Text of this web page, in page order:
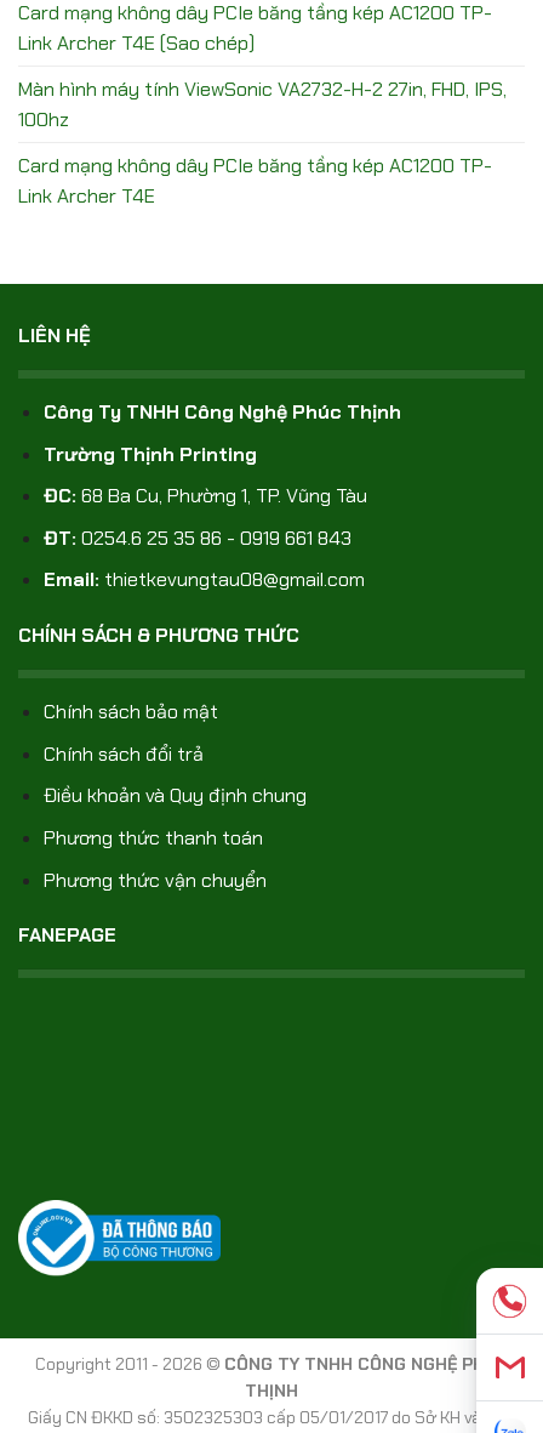
Card mạng không dây PCIe băng tầng kép AC1200 TP-
Link Archer T4E (Sao chép)
Màn hình máy tính ViewSonic VA2732-H-2 27in, FHD, IPS,
100hz
Card mạng không dây PCIe băng tầng kép AC1200 TP-
Link Archer T4E
LIÊN HỆ
Công Ty TNHH Công Nghệ Phúc Thịnh
Trường Thịnh Printing
ĐC: 68 Ba Cu, Phường 1, TP. Vũng Tàu
ĐT: 0254.6 25 35 86 - 0919 661 843
Email: thietkevungtau08@gmail.com
CHÍNH SÁCH & PHƯƠNG THỨC
Chính sách bảo mật
Chính sách đổi trả
Điều khoản và Quy định chung
Phương thức thanh toán
Phương thức vận chuyển
FANEPAGE
Copyright 2011 - 2026 © CÔNG TY TNHH CÔNG NGHỆ PHÚC
THỊNH
Giấy CN ĐKKD số: 3502325303 cấp 05/01/2017 do Sở KH và Đầu